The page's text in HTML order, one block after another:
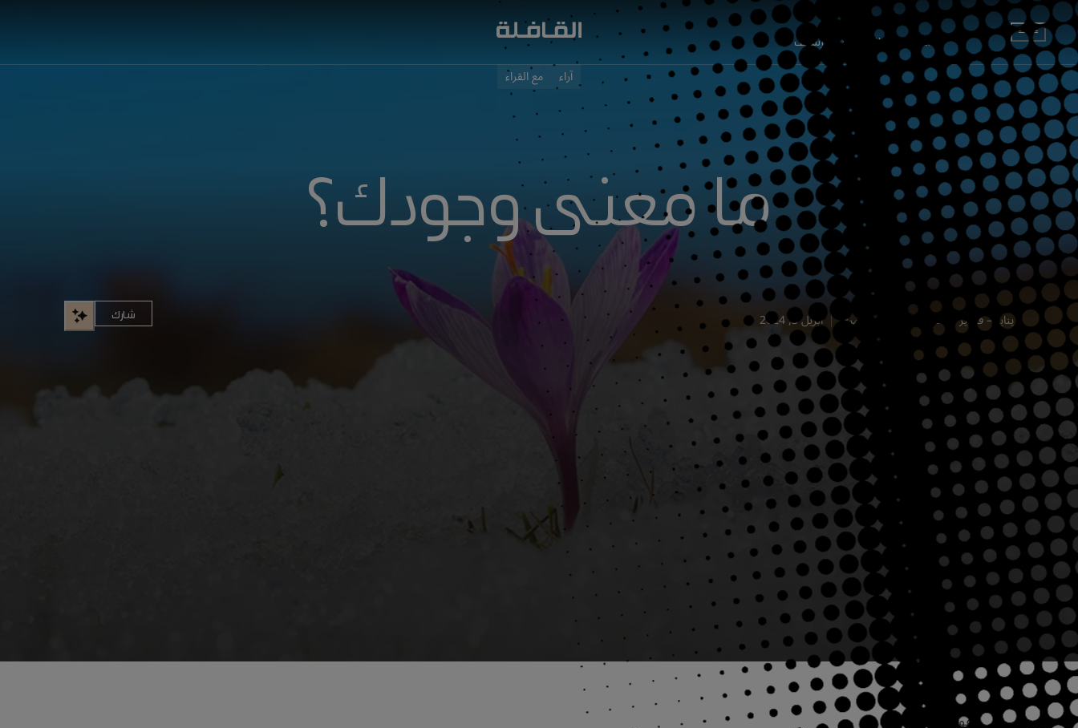
انتقل إلى المحتوى الرئيسي
أقساممحطات وسائط الأرشيف
آراء مع القراء
ما معنى وجودك؟
يناير – فبراير | 2024 أسماء الشمري أبريل 3, 2024 شارك
يقول نيتشه